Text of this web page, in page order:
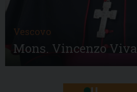
Vescovo
Mons. Vincenzo Viva